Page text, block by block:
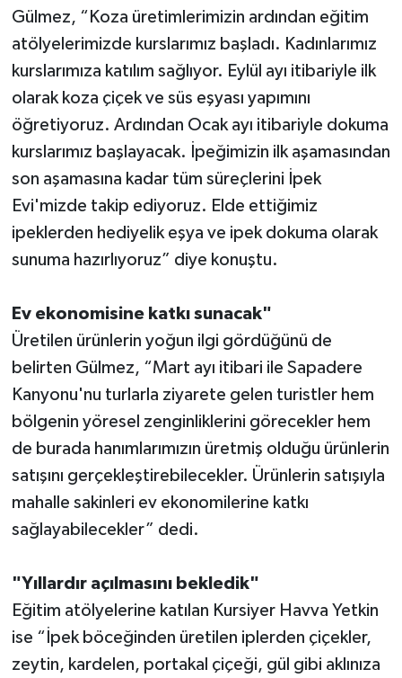
Gülmez, “Koza üretimlerimizin ardından eğitim
atölyelerimizde kurslarımız başladı. Kadınlarımız
kurslarımıza katılım sağlıyor. Eylül ayı itibariyle ilk
olarak koza çiçek ve süs eşyası yapımını
öğretiyoruz. Ardından Ocak ayı itibariyle dokuma
kurslarımız başlayacak. İpeğimizin ilk aşamasından
son aşamasına kadar tüm süreçlerini İpek
Evi'mizde takip ediyoruz. Elde ettiğimiz
ipeklerden hediyelik eşya ve ipek dokuma olarak
sunuma hazırlıyoruz” diye konuştu.
Ev ekonomisine katkı sunacak"
Üretilen ürünlerin yoğun ilgi gördüğünü de
belirten Gülmez, “Mart ayı itibari ile Sapadere
Kanyonu'nu turlarla ziyarete gelen turistler hem
bölgenin yöresel zenginliklerini görecekler hem
de burada hanımlarımızın üretmiş olduğu ürünlerin
satışını gerçekleştirebilecekler. Ürünlerin satışıyla
mahalle sakinleri ev ekonomilerine katkı
sağlayabilecekler” dedi.
"Yıllardır açılmasını bekledik"
Eğitim atölyelerine katılan Kursiyer Havva Yetkin
ise “İpek böceğinden üretilen iplerden çiçekler,
zeytin, kardelen, portakal çiçeği, gül gibi aklınıza